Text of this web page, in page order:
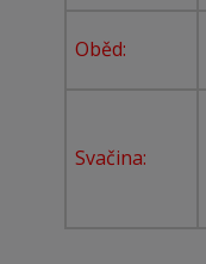
Oběd:
Svačina: